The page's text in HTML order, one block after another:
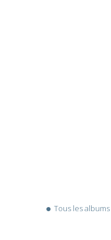
Tous les albums